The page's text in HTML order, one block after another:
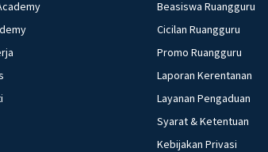
Beasiswa Ruangguru
Cicilan Ruangguru
Promo Ruangguru
Laporan Kerentanan
Layanan Pengaduan
Syarat & Ketentuan
Kebijakan Privasi